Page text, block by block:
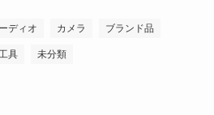
ディオ カメラ ブランド品
工具 未分類